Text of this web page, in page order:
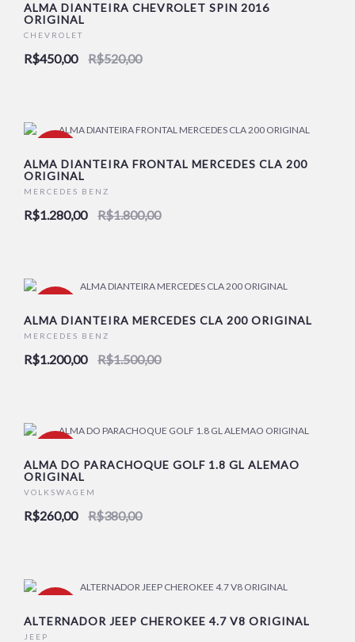
ALMA DIANTEIRA CHEVROLET SPIN 2016
ORIGINAL
CHEVROLET
R$450,00 R$520,00
ALMA DIANTEIRA FRONTAL MERCEDES CLA 200
ORIGINAL
MERCEDES BENZ
R$1.280,00 R$1.800,00
ALMA DIANTEIRA MERCEDES CLA 200 ORIGINAL
MERCEDES BENZ
R$1.200,00 R$1.500,00
ALMA DO PARACHOQUE GOLF 1.8 GL ALEMAO
ORIGINAL
VOLKSWAGEM
R$260,00 R$380,00
ALTERNADOR JEEP CHEROKEE 4.7 V8 ORIGINAL
JEEP